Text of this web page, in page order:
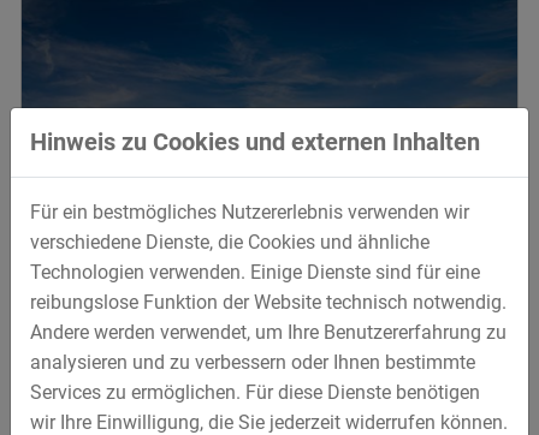
AgraBas®
Hinweis zu Cookies und externen Inhalten
Für ein bestmögliches Nutzererlebnis verwenden wir
verschiedene Dienste, die Cookies und ähnliche
Technologien verwenden. Einige Dienste sind für eine
reibungslose Funktion der Website technisch notwendig.
Andere werden verwendet, um Ihre Benutzererfahrung zu
analysieren und zu verbessern oder Ihnen bestimmte
Services zu ermöglichen. Für diese Dienste benötigen
wir Ihre Einwilligung, die Sie jederzeit widerrufen können.